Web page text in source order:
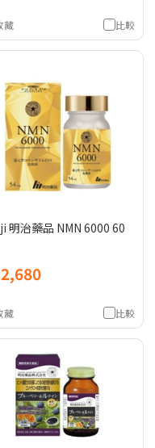
比較
藏
明治藥品 NMN 6000 60
2,680
比較
藏